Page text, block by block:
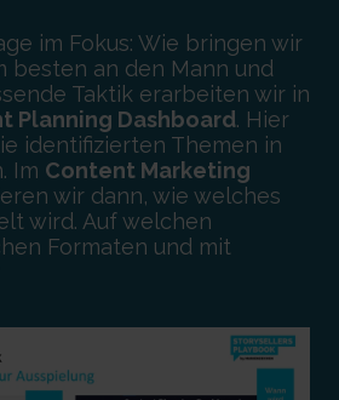
im Fokus: Wie bringen wir
besten an den Mann und
Taktik erarbeiten wir in
Planning Dashboard. Hier
identifizierten Themen in
Im Content Marketing
wir dann, wie welches
wird. Auf welchen
Formaten und mit